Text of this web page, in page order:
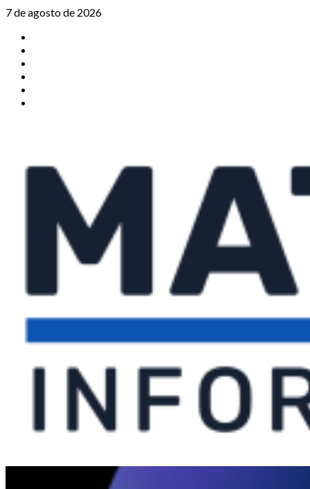
Saltar
contenido
7 de agosto de 2026